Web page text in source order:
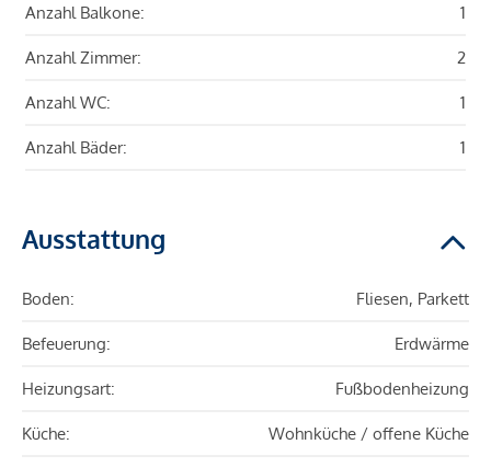
Anzahl Balkone: 1
Anzahl Zimmer: 2
Anzahl WC: 1
Anzahl Bäder: 1
Ausstattung
Boden: Fliesen, Parkett
Befeuerung: Erdwärme
Heizungsart: Fußbodenheizung
Küche: Wohnküche / offene Küche